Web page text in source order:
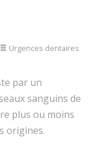
Urgences dentaires
par un
sanguins de
plus ou moins
origines.